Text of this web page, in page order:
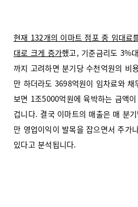
현재 132개의 이마트 점포 중 임대료
대로 크게 증가했고, 기준금리도 3%
까지 고려하면 분기당 수천억원의 비
만 하더라도 3698억원이 임차료와
보면 1조5000억원에 육박하는 금액
겁니다. 결국 이마트의 매출은 매 분
만 영업이익이 발목을 잡으면서 주가
있다고 분석됩니다.